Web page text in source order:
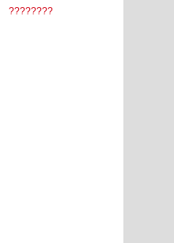
????????